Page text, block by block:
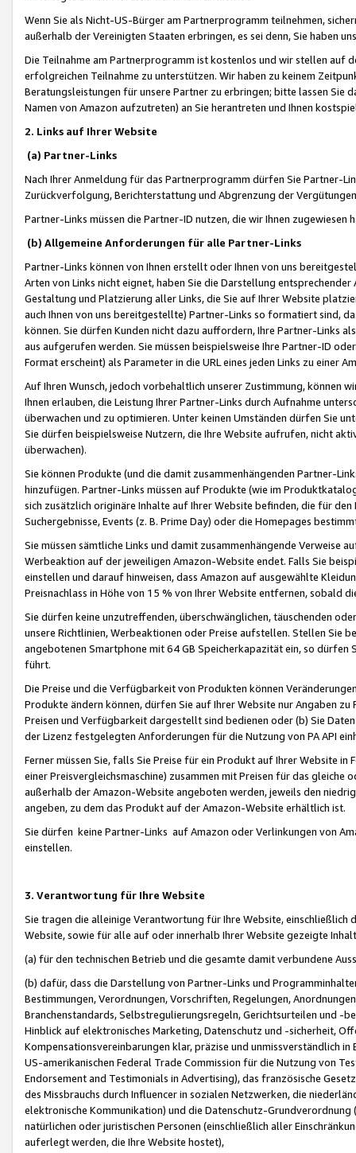
Wenn Sie als Nicht-US-Bürger am Partnerprogramm teilnehmen,
außerhalb der Vereinigten Staaten erbringen, es sei denn, Sie haben
Die Teilnahme am Partnerprogramm ist kostenlos und wir stellen auf
erfolgreichen Teilnahme zu unterstützen. Wir haben zu keinem
Beratungsleistungen für unsere Partner zu erbringen; bitte lassen Sie
Namen von Amazon aufzutreten) an Sie herantreten und Ihnen
2. Links auf Ihrer Website
(a) Partner-Links
Nach Ihrer Anmeldung für das Partnerprogramm dürfen Sie Partner-
Zurückverfolgung, Berichterstattung und Abgrenzung der
Partner-Links müssen die Partner-ID nutzen, die wir Ihnen zugewiesen
(b) Allgemeine Anforderungen für alle Partner-Links
Partner-Links können von Ihnen erstellt oder Ihnen von uns
Arten von Links nicht eignet, haben Sie die Darstellung
Gestaltung und Platzierung aller Links, die Sie auf Ihrer Website
auch Ihnen von uns bereitgestellte) Partner-Links so formatiert sind,
können. Sie dürfen Kunden nicht dazu auffordern, Ihre Partner-Links
aus aufgerufen werden. Sie müssen beispielsweise Ihre Partner-ID
Format erscheint) als Parameter in die URL eines jeden Links zu einer
Auf Ihren Wunsch, jedoch vorbehaltlich unserer Zustimmung, können
Ihnen erlauben, die Leistung Ihrer Partner-Links durch Aufnahme
überwachen und zu optimieren. Unter keinen Umständen dürfen Sie
Sie dürfen beispielsweise Nutzern, die Ihre Website aufrufen, nicht
überwachen).
Sie können Produkte (und die damit zusammenhängenden Partner-
hinzufügen. Partner-Links müssen auf Produkte (wie im
sich zusätzlich originäre Inhalte auf Ihrer Website befinden, die für
Suchergebnisse, Events (z. B. Prime Day) oder die Homepages
Sie müssen sämtliche Links und damit zusammenhängende
Werbeaktion auf der jeweiligen Amazon-Website endet. Falls Sie
einstellen und darauf hinweisen, dass Amazon auf ausgewählte
Preisnachlass in Höhe von 15 % von Ihrer Website entfernen, sobald
Sie dürfen keine unzutreffenden, überschwänglichen, täuschenden
unsere Richtlinien, Werbeaktionen oder Preise aufstellen. Stellen Sie
angebotenen Smartphone mit 64 GB Speicherkapazität ein, so dürfen
führt.
Die Preise und die Verfügbarkeit von Produkten können
Produkte ändern können, dürfen Sie auf Ihrer Website nur Angaben
Preisen und Verfügbarkeit dargestellt sind bedienen oder (b) Sie
der Lizenz festgelegten Anforderungen für die Nutzung von PA API
Ferner müssen Sie, falls Sie Preise für ein Produkt auf Ihrer Website
einer Preisvergleichsmaschine) zusammen mit Preisen für das
außerhalb der Amazon-Website angeboten werden, jeweils den
angeben, zu dem das Produkt auf der Amazon-Website erhältlich ist.
Sie dürfen keine Partner-Links auf Amazon oder Verlinkungen von
einstellen.
3. Verantwortung für Ihre Website
Sie tragen die alleinige Verantwortung für Ihre Website,
Website, sowie für alle auf oder innerhalb Ihrer Website gezeigte
(a) für den technischen Betrieb und die gesamte damit verbundene
(b) dafür, dass die Darstellung von Partner-Links und
Bestimmungen, Verordnungen, Vorschriften, Regelungen,
Branchenstandards, Selbstregulierungsregeln, Gerichtsurteilen und -
Hinblick auf elektronisches Marketing, Datenschutz und -sicherheit,
Kompensationsvereinbarungen klar, präzise und unmissverständlich
US-amerikanischen Federal Trade Commission für die Nutzung von
Endorsement and Testimonials in Advertising), das französische
des Missbrauchs durch Influencer in sozialen Netzwerken, die
elektronische Kommunikation) und die Datenschutz-
natürlichen oder juristischen Personen (einschließlich aller
auferlegt werden, die Ihre Website hostet),